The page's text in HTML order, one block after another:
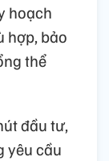
hoạch
hợp, bảo
thể
đầu tư,
yêu cầu